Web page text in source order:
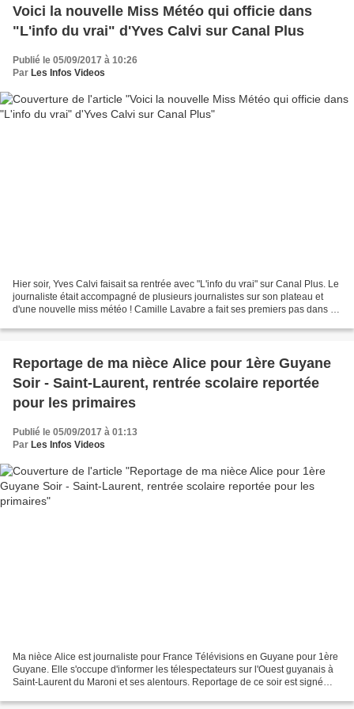
Voici la nouvelle Miss Météo qui officie dans
"L'info du vrai" d'Yves Calvi sur Canal Plus
Publié le 05/09/2017 à 10:26
Par Les Infos Videos
Hier soir, Yves Calvi faisait sa rentrée avec "L'info du vrai" sur Canal Plus. Le
journaliste était accompagné de plusieurs journalistes sur son plateau et
d'une nouvelle miss météo ! Camille Lavabre a fait ses premiers pas dans ce
Reportage de ma nièce Alice pour 1ère Guyane
Soir - Saint-Laurent, rentrée scolaire reportée
pour les primaires
Publié le 05/09/2017 à 01:13
Par Les Infos Videos
Ma nièce Alice est journaliste pour France Télévisions en Guyane pour 1ère
Guyane. Elle s'occupe d'informer les télespectateurs sur l'Ouest guyanais à
Saint-Laurent du Maroni et ses alentours. Reportage de ce soir est signé